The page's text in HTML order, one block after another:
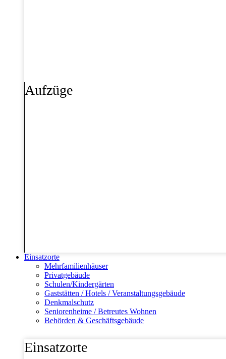
Aufzüge
Einsatzorte
Mehrfamilienhäuser
Privatgebäude
Schulen/Kindergärten
Gaststätten / Hotels / Veranstaltungsgebäude
Denkmalschutz
Seniorenheime / Betreutes Wohnen
Behörden & Geschäftsgebäude
Einsatzorte